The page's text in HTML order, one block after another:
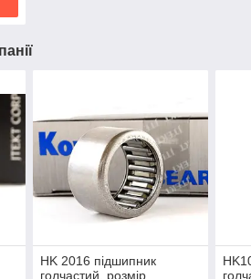
HK 2016 підшипник
голчастий, розмір